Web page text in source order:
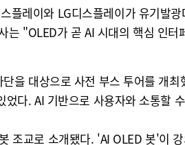
플레이와 LG디스플레이가 유기발
는 "OLED가 곧 AI 시대의 핵심 인
을 대상으로 사전 부스 투어를 개
다. AI 기반으로 사용자와 소통할
조교로 소개됐다. 'AI OLED 봇'이